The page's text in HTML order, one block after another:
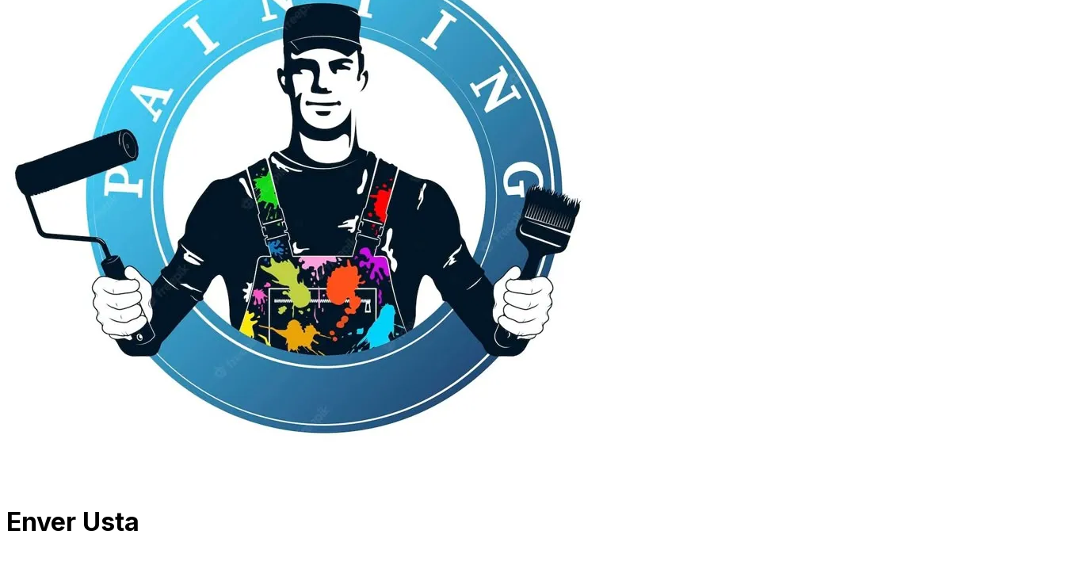
Enver Usta